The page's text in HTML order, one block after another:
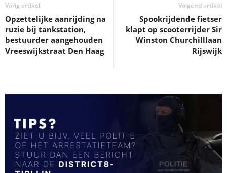
Vorig artikel
Opzettelijke aanrijding na
ruzie bij tankstation,
bestuurder aangehouden
Vreeswijkstraat Den Haag
Volgend artikel
Spookrijdende fietser
klapt op scooterrijder Sir
Winston Churchilllaan
Rijswijk